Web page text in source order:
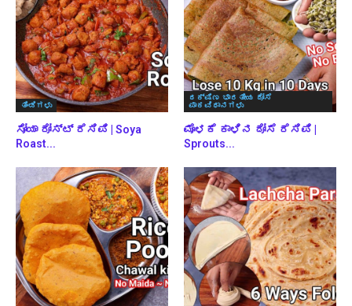
ತಿಂಡಿಗಳು
ಸೋಯಾ ರೋಸ್ಟ್ ರೆಸಿಪಿ | Soya
Roast...
ದಕ್ಷಿಣ ಭಾರತೀಯ ದೋಸೆ
ಪಾಕವಿಧಾನಗಳು
ಮೊಳಕೆ ಕಾಳಿನ ದೋಸೆ ರೆಸಿಪಿ |
Sprouts...